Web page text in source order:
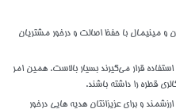
با سبکی مدرن و مینیمال با حفظ اصالت و درخور مشتریان
قرار می‌گیرند بسیار بالاست. همین امر
قطره را داشته باشند.
و برای عزیزانتان هدیه هایی درخور